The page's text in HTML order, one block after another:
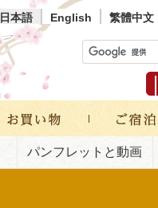
日本語 English 繁體中文
パンフレットと動画